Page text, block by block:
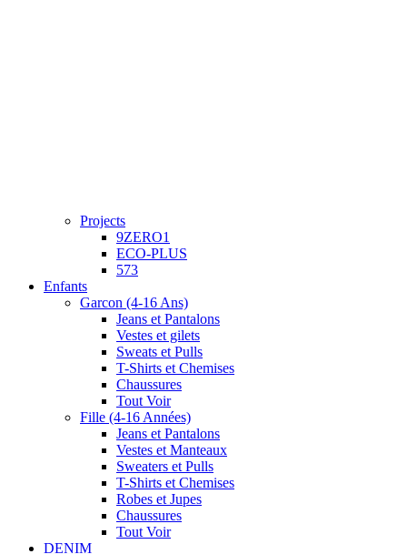
Projects
9ZERO1
ECO-PLUS
573
Enfants
Garcon (4-16 Ans)
Jeans et Pantalons
Vestes et gilets
Sweats et Pulls
T-Shirts et Chemises
Chaussures
Tout Voir
Fille (4-16 Années)
Jeans et Pantalons
Vestes et Manteaux
Sweaters et Pulls
T-Shirts et Chemises
Robes et Jupes
Chaussures
Tout Voir
DENIM